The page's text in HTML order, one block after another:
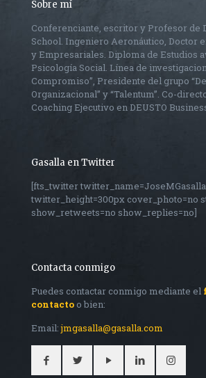
Sobre mí
Conferenciante, escritor y Profesor de
School. Ingeniero Aeronáutico, Doctor
y Empresariales. Diploma de Estudios
Psicología Social. Línea de
Compromiso”, Presidente del grupo
Organizacional” y “Talentum”. Co-
Coaching Ejecutivo en DEUSTO
Gasalla en Twitter
[fts_twitter
twitter_height=300px cover_photo=no
show_retweets=no show_replies=no]
Contacta conmigo
Puedes contactar conmigo mediante el
contacto o bien:
Email:jmgasalla@gasalla.com